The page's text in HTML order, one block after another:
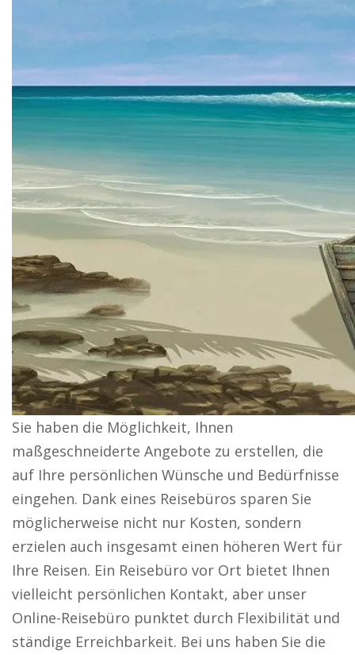
Sie haben die Möglichkeit, Ihnen
maßgeschneiderte Angebote zu erstellen, die
auf Ihre persönlichen Wünsche und Bedürfnisse
eingehen. Dank eines Reisebüros sparen Sie
möglicherweise nicht nur Kosten, sondern
erzielen auch insgesamt einen höheren Wert für
Ihre Reisen. Ein Reisebüro vor Ort bietet Ihnen
vielleicht persönlichen Kontakt, aber unser
Online-Reisebüro punktet durch Flexibilität und
ständige Erreichbarkeit. Bei uns haben Sie die